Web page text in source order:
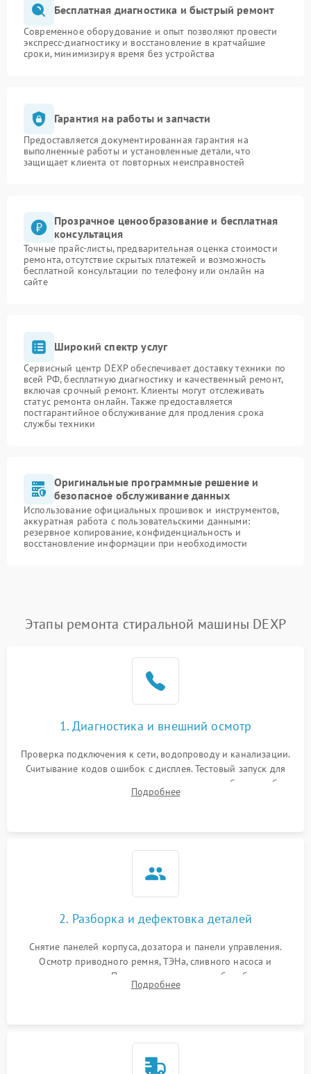
Бесплатная диагностика и быстрый ремонт
Современное оборудование и опыт позволяют провести
экспресс-диагностику и восстановление в кратчайшие
сроки, минимизируя время без устройства
Гарантия на работы и запчасти
Предоставляется документированная гарантия на
выполненные работы и установленные детали, что
защищает клиента от повторных неисправностей
Прозрачное ценообразование и бесплатная
консультация
Точные прайс-листы, предварительная оценка стоимости
ремонта, отсутствие скрытых платежей и возможность
бесплатной консультации по телефону или онлайн на
сайте
Широкий спектр услуг
Сервисный центр DEXP обеспечивает доставку техники по
всей РФ, бесплатную диагностику и качественный ремонт,
включая срочный ремонт. Клиенты могут отслеживать
статус ремонта онлайн. Также предоставляется
постгарантийное обслуживание для продления срока
службы техники
Оригинальные программные решение и
безопасное обслуживание данных
Использование официальных прошивок и инструментов,
аккуратная работа с пользовательскими данными:
резервное копирование, конфиденциальность и
восстановление информации при необходимости
Этапы ремонта стиральной машины DEXP
1. Диагностика и внешний осмотр
Проверка подключения к сети, водопроводу и канализации.
Считывание кодов ошибок с дисплея. Тестовый запуск для
выявления посторонних шумов, протечек или сбоев в работе
электронного модуля управления.
Подробнее
2. Разборка и дефектовка деталей
Снятие панелей корпуса, дозатора и панели управления.
Осмотр приводного ремня, ТЭНа, сливного насоса и
амортизаторов. Проверка подшипников барабана и
крестовины на износ, а манжеты люка на разрывы.
Подробнее